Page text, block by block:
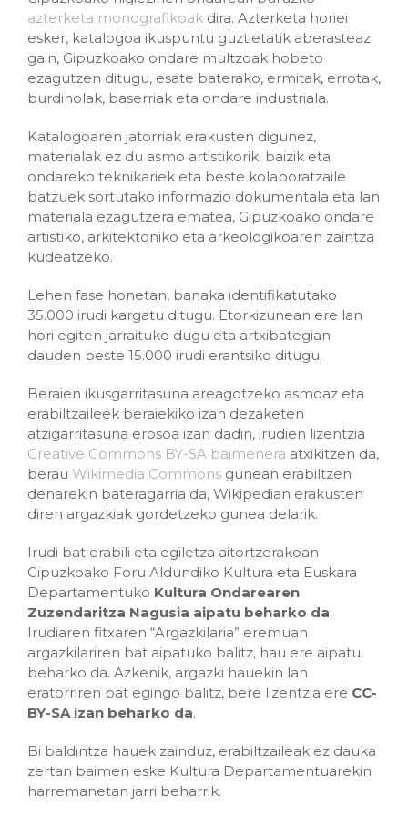
azterketa monografikoak dira. Azterketa horiei
esker, katalogoa ikuspuntu guztietatik aberasteaz
gain, Gipuzkoako ondare multzoak hobeto
ezagutzen ditugu, esate baterako, ermitak, errotak,
burdinolak, baserriak eta ondare industriala.
Katalogoaren jatorriak erakusten digunez,
materialak ez du asmo artistikorik, baizik eta
ondareko teknikariek eta beste kolaboratzaile
batzuek sortutako informazio dokumentala eta lan
materiala ezagutzera ematea, Gipuzkoako ondare
artistiko, arkitektoniko eta arkeologikoaren zaintza
kudeatzeko.
Lehen fase honetan, banaka identifikatutako
35.000 irudi kargatu ditugu. Etorkizunean ere lan
hori egiten jarraituko dugu eta artxibategian
dauden beste 15.000 irudi erantsiko ditugu.
Beraien ikusgarritasuna areagotzeko asmoaz eta
erabiltzaileek beraiekiko izan dezaketen
atzigarritasuna erosoa izan dadin, irudien lizentzia
Creative Commons BY-SA baimenera atxikitzen da,
berau Wikimedia Commons gunean erabiltzen
denarekin bateragarria da, Wikipedian erakusten
diren argazkiak gordetzeko gunea delarik.
Irudi bat erabili eta egiletza aitortzerakoan
Gipuzkoako Foru Aldundiko Kultura eta Euskara
Departamentuko Kultura Ondarearen
Zuzendaritza Nagusia aipatu beharko da.
Irudiaren fitxaren “Argazkilaria” eremuan
argazkilariren bat aipatuko balitz, hau ere aipatu
beharko da. Azkenik, argazki hauekin lan
eratorriren bat egingo balitz, bere lizentzia ere CC-
BY-SA izan beharko da.
Bi baldintza hauek zainduz, erabiltzaileak ez dauka
zertan baimen eske Kultura Departamentuarekin
harremanetan jarri beharrik.